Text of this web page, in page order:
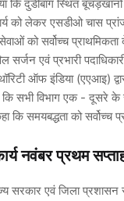
कि दुंडीबाग स्थित
को लेकर एसडीओ चास
को सर्वोच्च
एवं प्रभारी
ऑफ इंडिया
कि सभी विभाग एक - दूसरे के
कि समयबद्धता को सर्वोच्च
नवंबर प्रथम
सरकार एवं जिला